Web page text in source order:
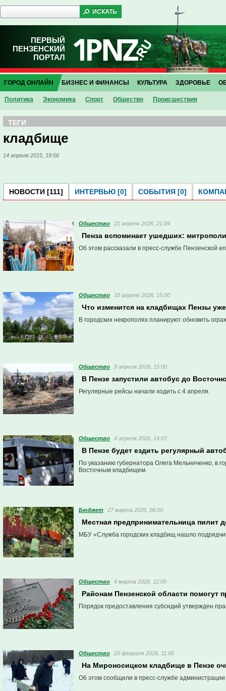
ПЕРВЫЙ
ПЕНЗЕНСКИЙ
ПОРТАЛ
ГОРОД ОНЛАЙН
Политика Экономика Спорт Общество Проиcшествия
БИЗНЕС И ФИНАНСЫ КУЛЬТУРА ЗДОРОВЬЕ
ТЕГИ
кладбище
14 апреля 2015, 19:56
НОВОСТИ [111] ИНТЕРВЬЮ [0] СОБЫТИЯ [0]
Общество 21 апреля 2026, 21:04
Пенза вспоминает ушедших:
Об этом рассказали в пресс-службе Пензенской
Общество 15 апреля 2026, 15:00
Что изменится на кладбищах Пензы
В городских некрополях планируют обновить
Общество 8 апреля 2026, 15:00
В Пензе запустили автобус до
Регулярные рейсы начали ходить с 4 апреля.
Общество 4 апреля 2026, 14:07
В Пензе будет ездить регулярный
По указанию губернатора Олега Мельниченко, в
Восточным кладбищем.
Бюджет 27 марта 2026, 06:00
Местная предпринимательница пилит
МБУ «Служба городских кладбищ нашло
Общество 4 марта 2026, 12:00
Районам Пензенской области помогут
Порядок предоставления субсидий утвержден
Общество 20 февраля 2026, 11:00
На Мироносицком кладбище в Пензе
Об этом сообщили в пресс-службе